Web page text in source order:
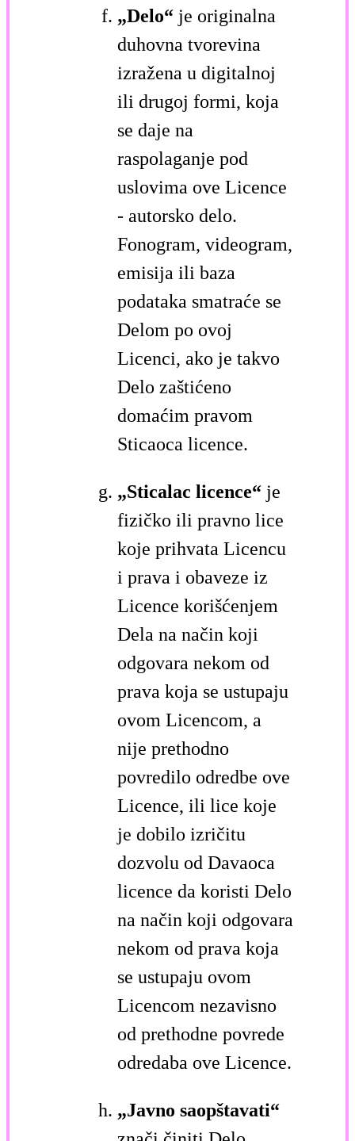
„Delo“ je originalna
duhovna tvorevina
izražena u digitalnoj
ili drugoj formi, koja
se daje na
raspolaganje pod
uslovima ove Licence
- autorsko delo.
Fonogram, videogram,
emisija ili baza
podataka smatraće se
Delom po ovoj
Licenci, ako je takvo
Delo zaštićeno
domaćim pravom
Sticaoca licence.
„Sticalac licence“ je
fizičko ili pravno lice
koje prihvata Licencu
i prava i obaveze iz
Licence korišćenjem
Dela na način koji
odgovara nekom od
prava koja se ustupaju
ovom Licencom, a
nije prethodno
povredilo odredbe ove
Licence, ili lice koje
je dobilo izričitu
dozvolu od Davaoca
licence da koristi Delo
na način koji odgovara
nekom od prava koja
se ustupaju ovom
Licencom nezavisno
od prethodne povrede
odredaba ove Licence.
„Javno saopštavati“